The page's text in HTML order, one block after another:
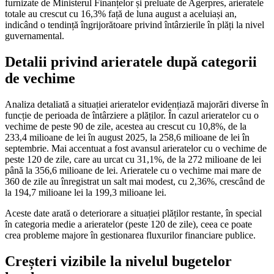
furnizate de Ministerul Finanțelor și preluate de Agerpres, arieratele
totale au crescut cu 16,3% față de luna august a aceluiași an,
indicând o tendință îngrijorătoare privind întârzierile în plăți la nivel
guvernamental.
Detalii privind arieratele după categorii
de vechime
Analiza detaliată a situației arieratelor evidențiază majorări diverse în
funcție de perioada de întârziere a plăților. În cazul arieratelor cu o
vechime de peste 90 de zile, acestea au crescut cu 10,8%, de la
233,4 milioane de lei în august 2025, la 258,6 milioane de lei în
septembrie. Mai accentuat a fost avansul arieratelor cu o vechime de
peste 120 de zile, care au urcat cu 31,1%, de la 272 milioane de lei
până la 356,6 milioane de lei. Arieratele cu o vechime mai mare de
360 de zile au înregistrat un salt mai modest, cu 2,36%, crescând de
la 194,7 milioane lei la 199,3 milioane lei.
Aceste date arată o deteriorare a situației plăților restante, în special
în categoria medie a arieratelor (peste 120 de zile), ceea ce poate
crea probleme majore în gestionarea fluxurilor financiare publice.
Creșteri vizibile la nivelul bugetelor